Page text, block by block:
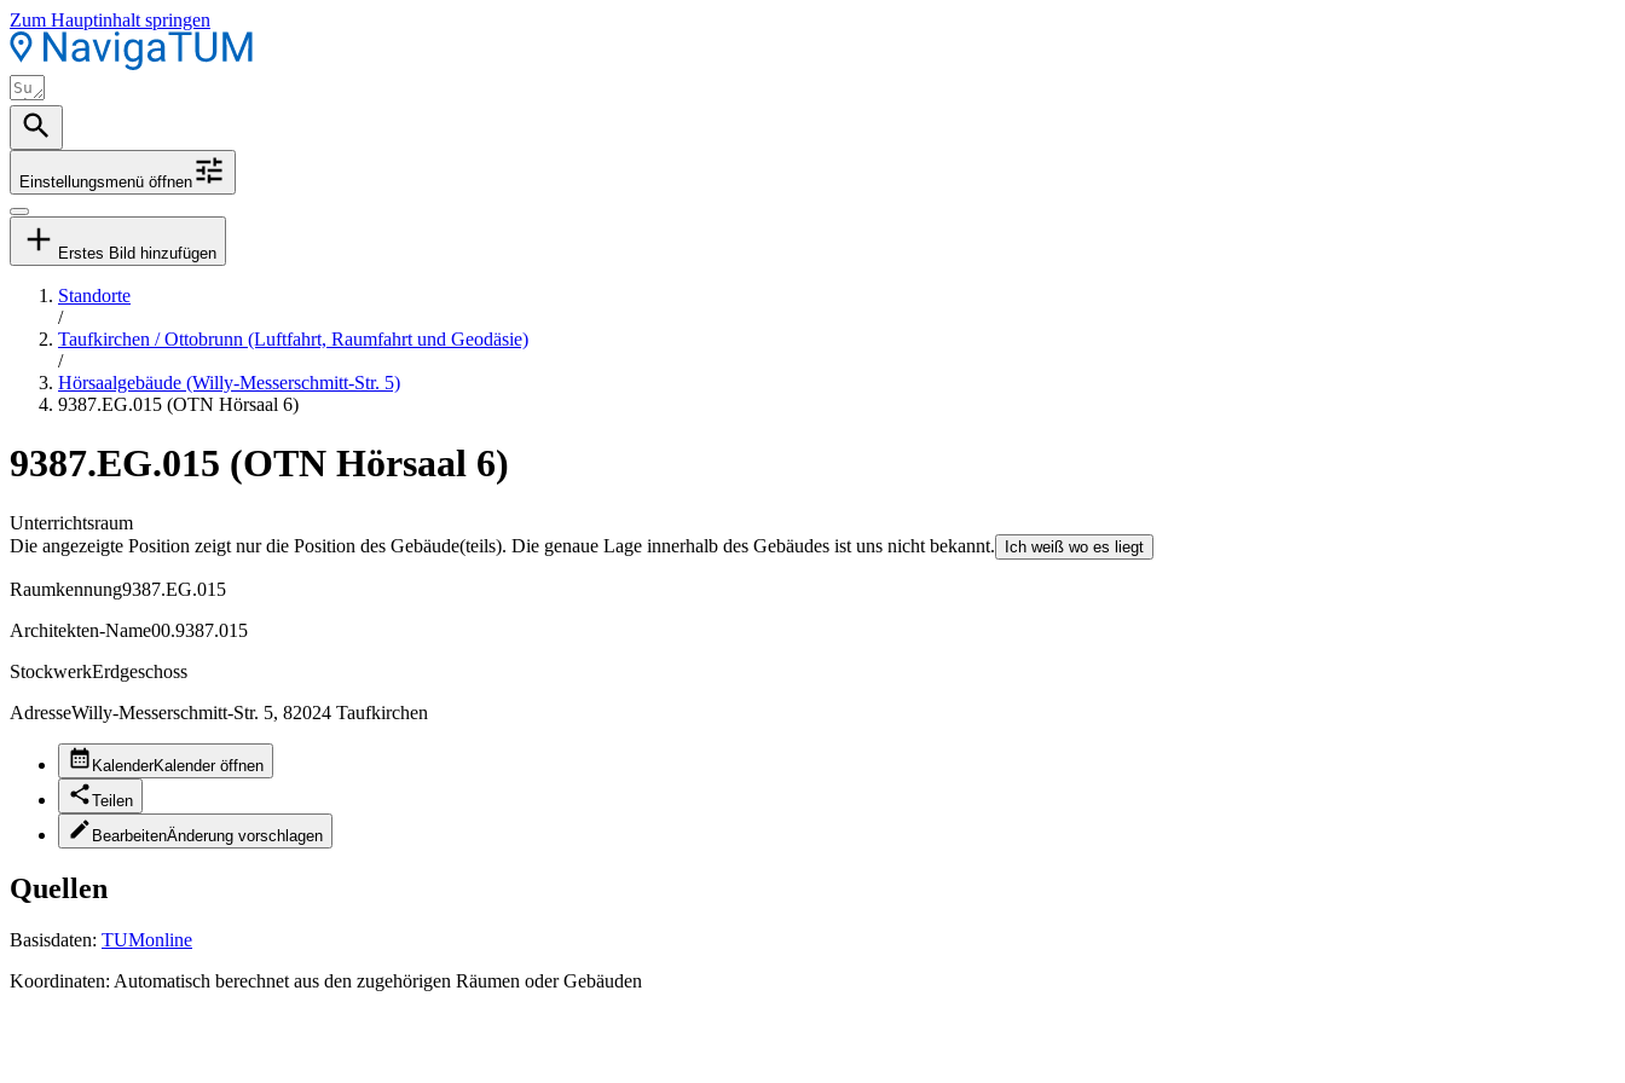
Zum Hauptinhalt springen
Einstellungsmenü öffnen
Erstes Bild hinzufügen
Standorte
/
Taufkirchen / Ottobrunn (Luftfahrt, Raumfahrt und Geodäsie)
/
Hörsaalgebäude (Willy-Messerschmitt-Str. 5)
9387.EG.015 (OTN Hörsaal 6)
9387.EG.015 (OTN Hörsaal 6)
Unterrichtsraum
Die angezeigte Position zeigt nur die Position des Gebäude(teils). Die genaue Lage innerhalb des Gebäudes ist uns nicht bekannt.
Ich weiß wo es liegt
Raumkennung9387.EG.015
Architekten-Name00.9387.015
StockwerkErdgeschoss
AdresseWilly-Messerschmitt-Str. 5, 82024 Taufkirchen
KalenderKalender öffnen
Teilen
BearbeitenÄnderung vorschlagen
Quellen
Basisdaten: TUMonline
Koordinaten: Automatisch berechnet aus den zugehörigen Räumen oder Gebäuden